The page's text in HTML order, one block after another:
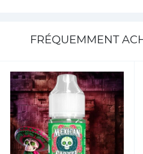
FRÉQUEMMENT